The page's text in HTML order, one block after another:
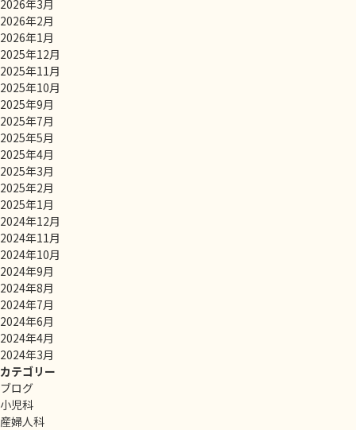
2026年3月
2026年2月
2026年1月
2025年12月
2025年11月
2025年10月
2025年9月
2025年7月
2025年5月
2025年4月
2025年3月
2025年2月
2025年1月
2024年12月
2024年11月
2024年10月
2024年9月
2024年8月
2024年7月
2024年6月
2024年4月
2024年3月
カテゴリー
ブログ
小児科
産婦人科